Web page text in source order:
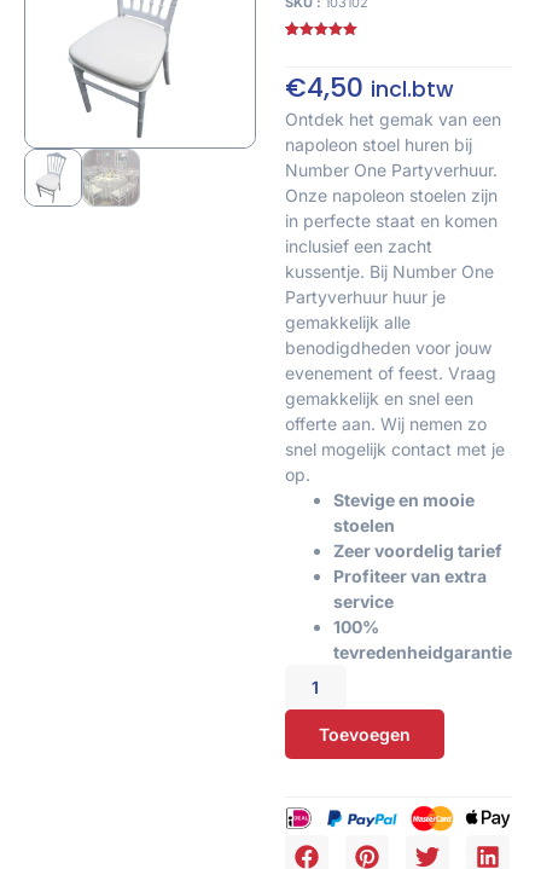
gebaseerd
opklant
waarderingen
€4,50 incl.btw
Ontdek het gemak van een
napoleon stoel huren bij
Number One Partyverhuur.
Onze napoleon stoelen zijn
in perfecte staat en komen
inclusief een zacht
kussentje. Bij Number One
Partyverhuur huur je
gemakkelijk alle
benodigdheden voor jouw
evenement of feest. Vraag
gemakkelijk en snel een
offerte aan. Wij nemen zo
snel mogelijk contact met je
op.
Stevige en mooie
stoelen
Zeer voordelig tarief
Profiteer van extra
service
100%
tevredenheidgarantie
Toevoegen